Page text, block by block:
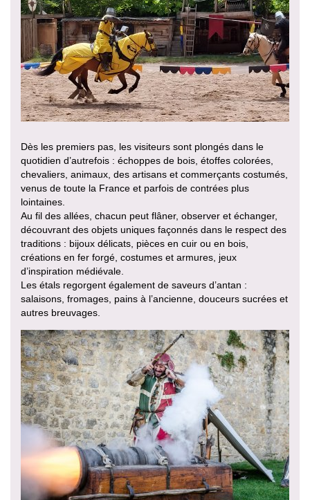
Dès les premiers pas, les visiteurs sont plongés dans le
quotidien d’autrefois : échoppes de bois, étoffes colorées,
chevaliers, animaux, des artisans et commerçants costumés,
venus de toute la France et parfois de contrées plus
lointaines.
Au fil des allées, chacun peut flâner, observer et échanger,
découvrant des objets uniques façonnés dans le respect des
traditions : bijoux délicats, pièces en cuir ou en bois,
créations en fer forgé, costumes et armures, jeux
d’inspiration médiévale.
Les étals regorgent également de saveurs d’antan :
salaisons, fromages, pains à l’ancienne, douceurs sucrées et
autres breuvages.